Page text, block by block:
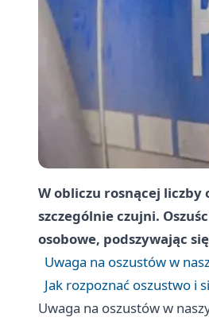
W obliczu rosnącej
szczególnie czujni.
osobowe, podszywając
Uwaga na oszustów w
Jak rozpoznać oszustwo i
Uwaga na oszustów w